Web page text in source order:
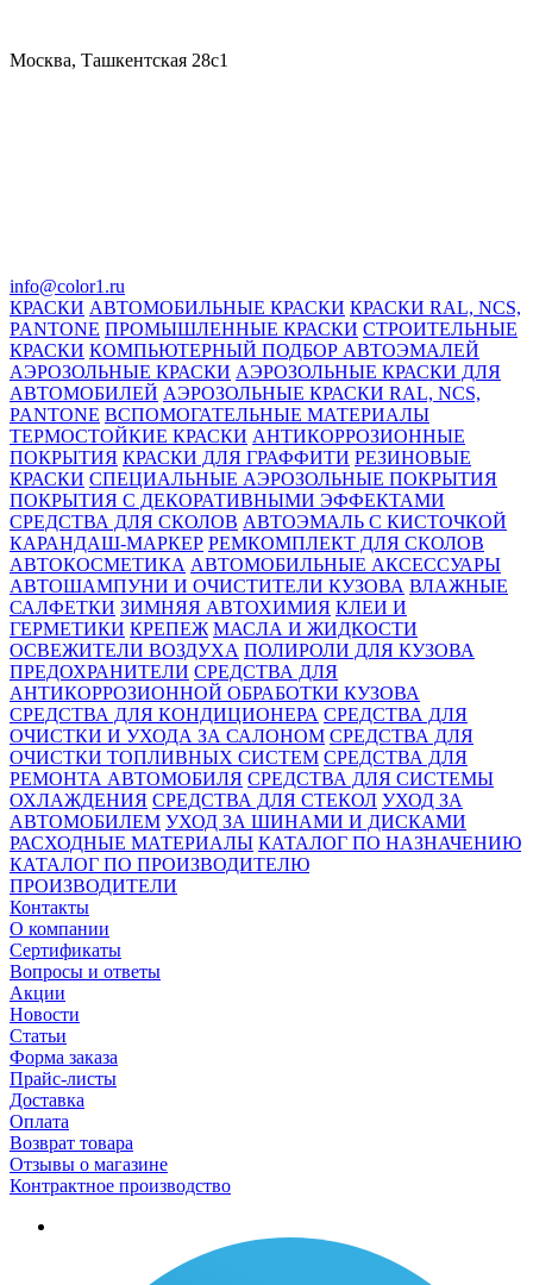
Москва, Ташкентская 28с1
info@color1.ru
КРАСКИ АВТОМОБИЛЬНЫЕ КРАСКИ КРАСКИ RAL, NCS,
PANTONE ПРОМЫШЛЕННЫЕ КРАСКИ СТРОИТЕЛЬНЫЕ
КРАСКИ КОМПЬЮТЕРНЫЙ ПОДБОР АВТОЭМАЛЕЙ
АЭРОЗОЛЬНЫЕ КРАСКИ АЭРОЗОЛЬНЫЕ КРАСКИ ДЛЯ
АВТОМОБИЛЕЙ АЭРОЗОЛЬНЫЕ КРАСКИ RAL, NCS,
PANTONE ВСПОМОГАТЕЛЬНЫЕ МАТЕРИАЛЫ
ТЕРМОСТОЙКИЕ КРАСКИ АНТИКОРРОЗИОННЫЕ
ПОКРЫТИЯ КРАСКИ ДЛЯ ГРАФФИТИ РЕЗИНОВЫЕ
КРАСКИ СПЕЦИАЛЬНЫЕ АЭРОЗОЛЬНЫЕ ПОКРЫТИЯ
ПОКРЫТИЯ С ДЕКОРАТИВНЫМИ ЭФФЕКТАМИ
СРЕДСТВА ДЛЯ СКОЛОВ АВТОЭМАЛЬ С КИСТОЧКОЙ
КАРАНДАШ-МАРКЕР РЕМКОМПЛЕКТ ДЛЯ СКОЛОВ
АВТОКОСМЕТИКА АВТОМОБИЛЬНЫЕ АКСЕССУАРЫ
АВТОШАМПУНИ И ОЧИСТИТЕЛИ КУЗОВА ВЛАЖНЫЕ
САЛФЕТКИ ЗИМНЯЯ АВТОХИМИЯ КЛЕИ И
ГЕРМЕТИКИ КРЕПЕЖ МАСЛА И ЖИДКОСТИ
ОСВЕЖИТЕЛИ ВОЗДУХА ПОЛИРОЛИ ДЛЯ КУЗОВА
ПРЕДОХРАНИТЕЛИ СРЕДСТВА ДЛЯ
АНТИКОРРОЗИОННОЙ ОБРАБОТКИ КУЗОВА
СРЕДСТВА ДЛЯ КОНДИЦИОНЕРА СРЕДСТВА ДЛЯ
ОЧИСТКИ И УХОДА ЗА САЛОНОМ СРЕДСТВА ДЛЯ
ОЧИСТКИ ТОПЛИВНЫХ СИСТЕМ СРЕДСТВА ДЛЯ
РЕМОНТА АВТОМОБИЛЯ СРЕДСТВА ДЛЯ СИСТЕМЫ
ОХЛАЖДЕНИЯ СРЕДСТВА ДЛЯ СТЕКОЛ УХОД ЗА
АВТОМОБИЛЕМ УХОД ЗА ШИНАМИ И ДИСКАМИ
РАСХОДНЫЕ МАТЕРИАЛЫ КАТАЛОГ ПО НАЗНАЧЕНИЮ
КАТАЛОГ ПО ПРОИЗВОДИТЕЛЮ
ПРОИЗВОДИТЕЛИ
Контакты
О компании
Сертификаты
Вопросы и ответы
Акции
Новости
Статьи
Форма заказа
Прайс-листы
Доставка
Оплата
Возврат товара
Отзывы о магазине
Контрактное производство